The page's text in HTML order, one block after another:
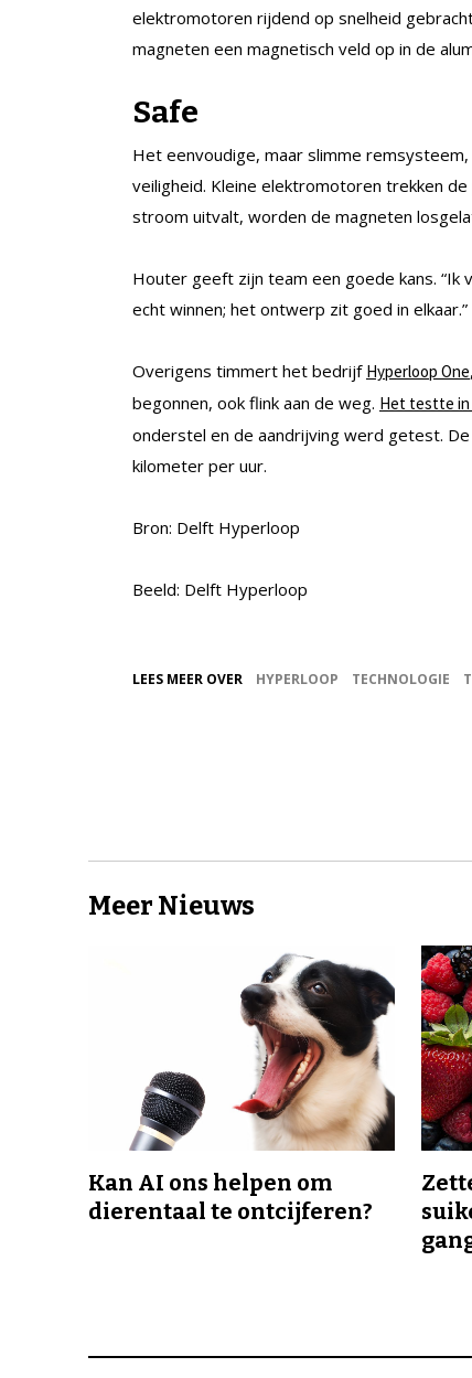
elektromotoren rijdend op snelheid
magneten een magnetisch veld op in de
Safe
Het eenvoudige, maar slimme
veiligheid. Kleine elektromotoren trekken
stroom uitvalt, worden de magneten
Houter geeft zijn team een goede kans. “Ik
echt winnen; het ontwerp zit goed in elkaar.”
Overigens timmert het bedrijf Hyperloop One
begonnen, ook flink aan de weg. Het testte in
onderstel en de aandrijving werd getest.
kilometer per uur.
Bron: Delft Hyperloop
Beeld: Delft Hyperloop
LEES MEER OVER HYPERLOOP TECHNOLOGIE
Meer Nieuws
Kan AI ons helpen om
dierentaal te ontcijferen?